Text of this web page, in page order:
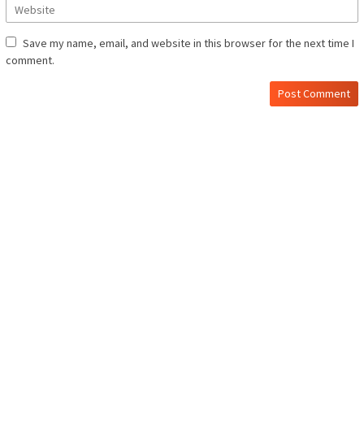
Save my name, email, and website in this browser for the next time I
comment.